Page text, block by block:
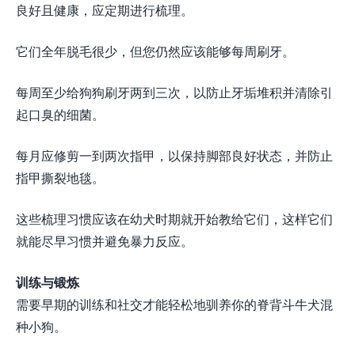
良好且健康，应定期进行梳理。
它们全年脱毛很少，但您仍然应该能够每周刷牙。
每周至少给狗狗刷牙两到三次，以防止牙垢堆积并清除引
起口臭的细菌。
每月应修剪一到两次指甲，以保持脚部良好状态，并防止
指甲撕裂地毯。
这些梳理习惯应该在幼犬时期就开始教给它们，这样它们
就能尽早习惯并避免暴力反应。
训练与锻炼
需要早期的训练和社交才能轻松地驯养你的脊背斗牛犬混
种小狗。